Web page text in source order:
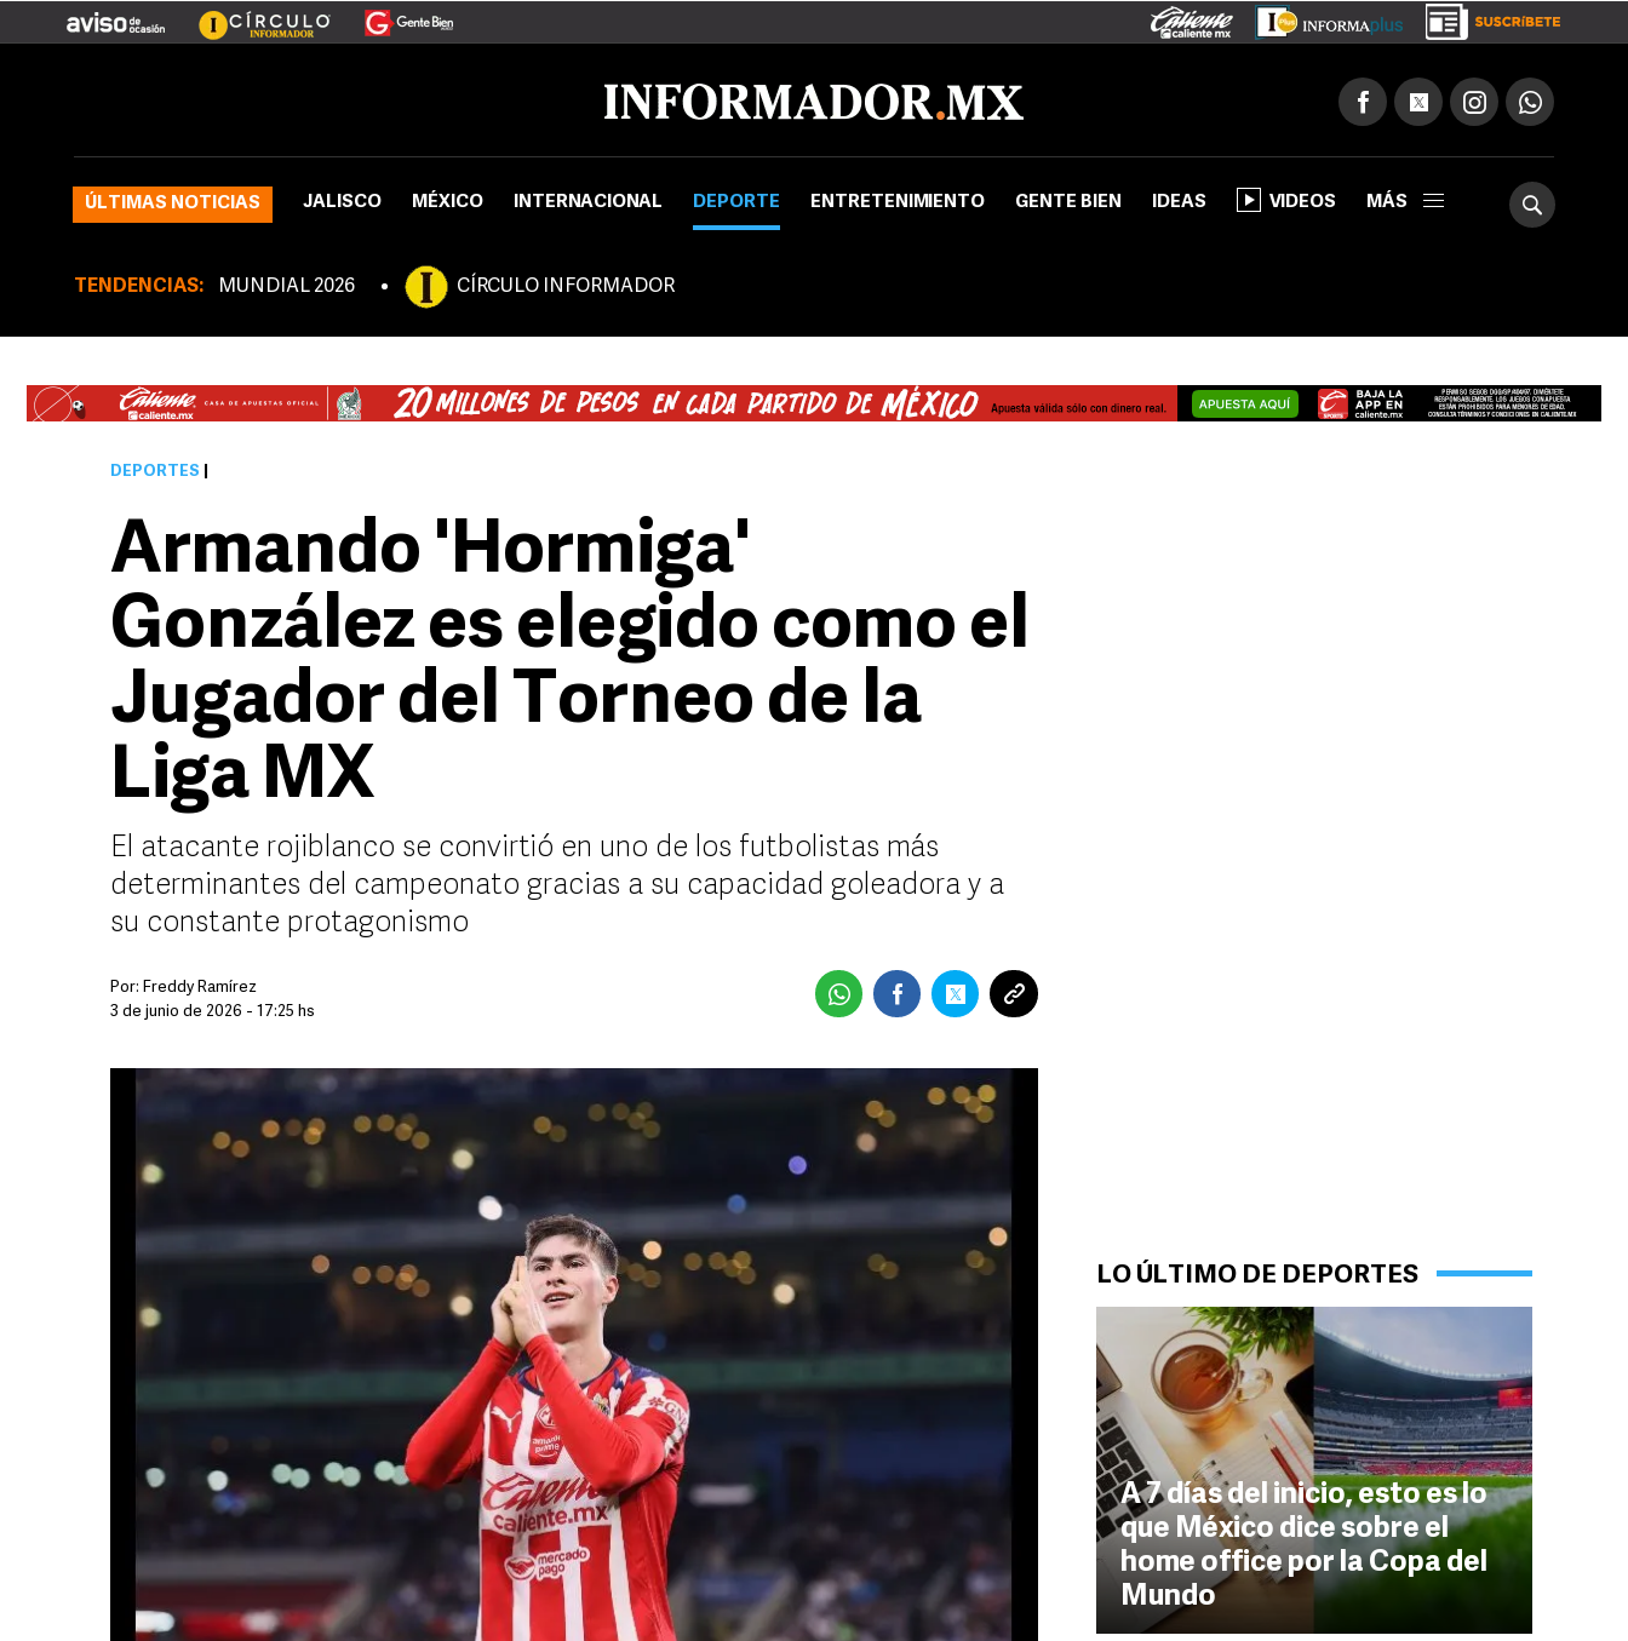
ÚLTIMAS NOTICIAS JALISCO MÉXICO INTERNACIONAL DEPORTE ENTRETENIMIENTO GENTE BIEN IDEAS VIDEOS MÁS
TENDENCIAS: MUNDIAL 2026 CÍRCULO INFORMADOR
LO ÚLTIMO DE DEPORTES
A 7 días del inicio, esto es lo
que México dice sobre el
home office por la Copa del
Mundo
DEPORTES
Armando 'Hormiga'
González es elegido como el
Jugador del Torneo de la
Liga MX
El atacante rojiblanco se convirtió en uno de los futbolistas más
determinantes del campeonato gracias a su capacidad goleadora y a
su constante protagonismo
Por: Freddy Ramírez
3 de junio de 2026 - 17:25 hs